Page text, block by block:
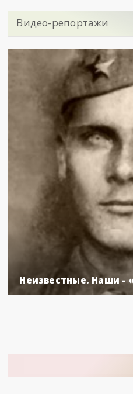
Видео-репортажи
Неизвестные. Наши -